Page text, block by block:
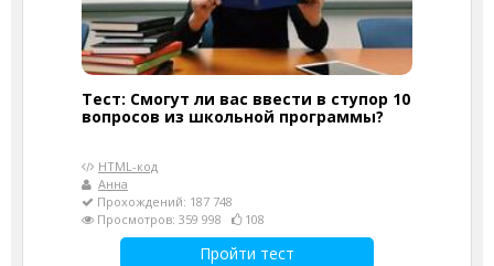
Тест: Смогут ли вас ввести в ступор 10
вопросов из школьной программы?
HTML-код
Анна
Прохождений: 187 748
Просмотров: 359 998
108
Пройти тест